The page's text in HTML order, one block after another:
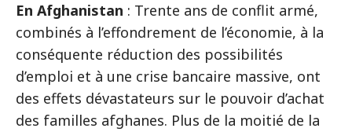
En Afghanistan : Trente ans de conflit armé,
combinés à l’effondrement de l’économie, à la
conséquente réduction des possibilités
d’emploi et à une crise bancaire massive, ont
des effets dévastateurs sur le pouvoir d’achat
des familles afghanes. Plus de la moitié de la